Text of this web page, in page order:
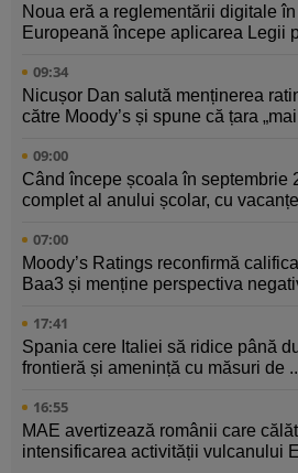
Noua eră a reglementării digitale
Europeană începe aplicarea Legii
09:34
Nicușor Dan salută menținerea
către Moody’s și spune că țara „mai
09:00
Când începe școala în septembrie
complet al anului școlar, cu
07:00
Moody’s Ratings reconfirmă
Baa3 și menține perspectiva
17:41
Spania cere Italiei să ridice până
frontieră și amenință cu măsuri de
16:55
MAE avertizează românii care
intensificarea activității vulcanului